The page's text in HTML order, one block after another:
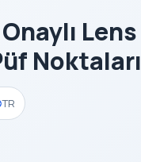
Lens
Noktaları
TR